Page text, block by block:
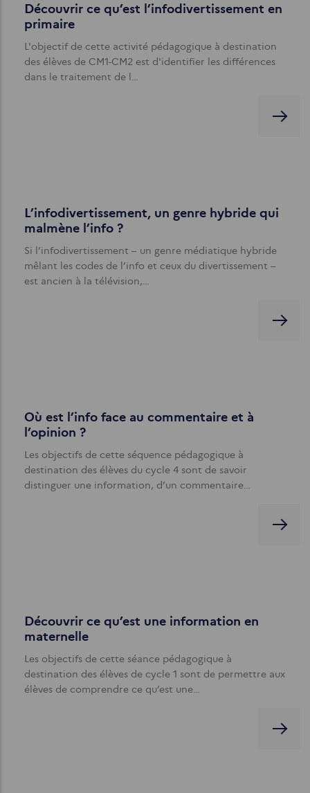
Découvrir ce qu’est l’infodivertissement en
primaire
L'objectif de cette activité pédagogique à destination
des élèves de CM1-CM2 est d'identifier les différences
dans le traitement de l…
L’infodivertissement, un genre hybride qui
malmène l’info ?
Si l’infodivertissement – un genre médiatique hybride
mêlant les codes de l’info et ceux du divertissement –
est ancien à la télévision,…
Où est l’info face au commentaire et à
l’opinion ?
Les objectifs de cette séquence pédagogique à
destination des élèves du cycle 4 sont de savoir
distinguer une information, d’un commentaire…
Découvrir ce qu’est une information en
maternelle
Les objectifs de cette séance pédagogique à
destination des élèves de cycle 1 sont de permettre aux
élèves de comprendre ce qu’est une…